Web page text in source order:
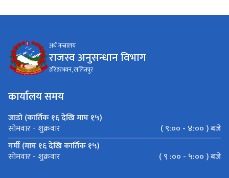
अर्थ मन्त्रालय
राजस्व अनुसन्धान विभाग
हरिहरभवन, ललितपुर
कार्यालय समय
जाडो (कार्तिक १६ देखि माघ १५)
सोमवार - शुक्रवार
( ९:०० - ४:०० ) बजे
गर्मी (माघ १६ देखि कार्तिक १५)
सोमवार - शुक्रवार ( ९ :०० - ५:०० ) बजे